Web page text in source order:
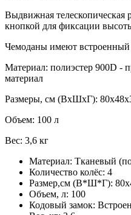
Выдвижная телескопическая
кнопкой для фиксации
Чемоданы имеют встроенный
Материал: полиэстер 900D -
материал
Размеры, см (ВхШхГ):
Объем: 100 л
Вес: 3,6 кг
Материал: Тканевый
Количество колёс: 4
Размер,см (В*Ш*Г):
Объем, л: 100
Кодовый замок: